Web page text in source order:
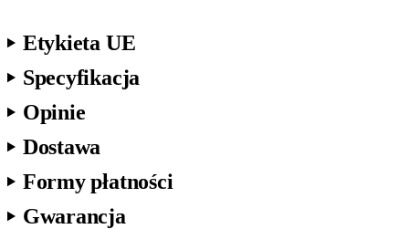
Etykieta UE
Specyfikacja
Opinie
Dostawa
Formy płatności
Gwarancja